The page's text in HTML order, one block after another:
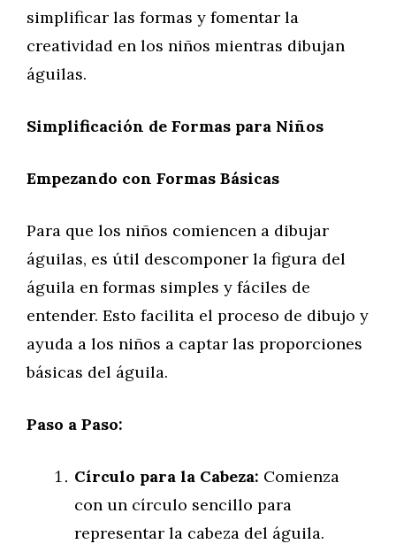
simplificar las formas y fomentar la
creatividad en los niños mientras dibujan
águilas.
Simplificación de Formas para Niños
Empezando con Formas Básicas
Para que los niños comiencen a dibujar
águilas, es útil descomponer la figura del
águila en formas simples y fáciles de
entender. Esto facilita el proceso de dibujo y
ayuda a los niños a captar las proporciones
básicas del águila.
Paso a Paso:
Círculo para la Cabeza: Comienza
con un círculo sencillo para
representar la cabeza del águila.